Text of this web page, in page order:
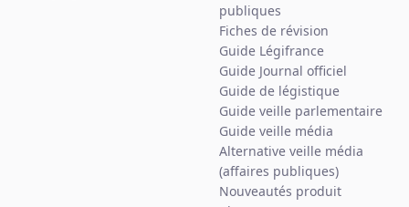
publiques
Fiches de révision
Guide Légifrance
Guide Journal officiel
Guide de légistique
Guide veille parlementaire
Guide veille média
Alternative veille média
(affaires publiques)
Nouveautés produit